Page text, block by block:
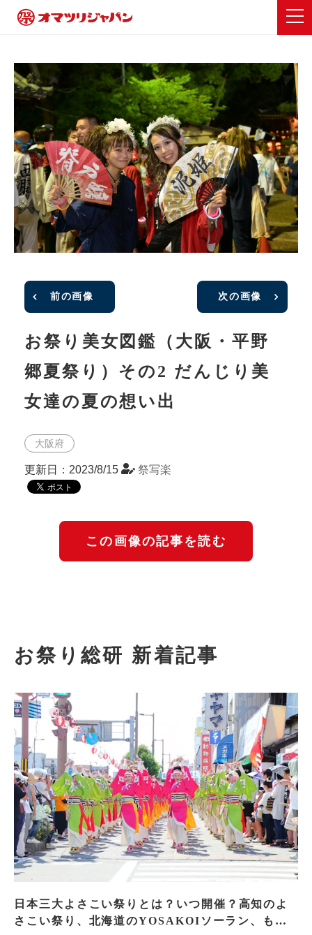
前の画像 次の画像
お祭り美女図鑑（大阪・平野
郷夏祭り）その2 だんじり美
女達の夏の想い出
大阪府
更新日：2023/8/15 祭写楽
この画像の記事を読む
お祭り総研 新着記事
日本三大よさこい祭りとは？いつ開催？高知のよ
さこい祭り、北海道のYOSAKOIソーラン、もう